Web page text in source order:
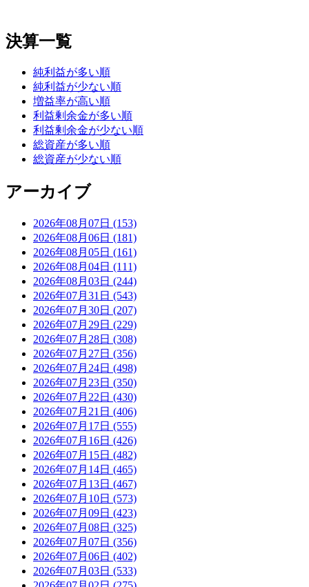
決算一覧
純利益が多い順
純利益が少ない順
増益率が高い順
利益剰余金が多い順
利益剰余金が少ない順
総資産が多い順
総資産が少ない順
アーカイブ
2026年08月07日 (153)
2026年08月06日 (181)
2026年08月05日 (161)
2026年08月04日 (111)
2026年08月03日 (244)
2026年07月31日 (543)
2026年07月30日 (207)
2026年07月29日 (229)
2026年07月28日 (308)
2026年07月27日 (356)
2026年07月24日 (498)
2026年07月23日 (350)
2026年07月22日 (430)
2026年07月21日 (406)
2026年07月17日 (555)
2026年07月16日 (426)
2026年07月15日 (482)
2026年07月14日 (465)
2026年07月13日 (467)
2026年07月10日 (573)
2026年07月09日 (423)
2026年07月08日 (325)
2026年07月07日 (356)
2026年07月06日 (402)
2026年07月03日 (533)